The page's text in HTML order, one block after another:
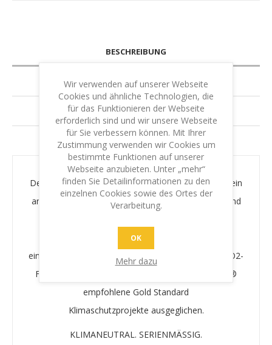
BESCHREIBUNG
SPEZIFIZIERUNG
GARANTIE & LEISTUNG
IHR SCHUTZ - IHRE SICHERHEIT
Der Original Printy 4.0 beeindruckt nicht nur durch sein
ansprechendes Design – er ist auch
, und
Vergleich zum Vorgängermodell bis zu 49%* CO2
eingespart. Und der verbleibende, unvermeidbare
CO2-
Fußabdruck
wird durch Investitionen in vom WWF®
empfohlene Gold Standard
Klimaschutzprojekte ausgeglichen.
KLIMANEUTRAL. SERIENMÄSSIG.
Wir verwenden auf unserer Webseite
Cookies und ähnliche Technologien, die
für das Funktionieren der Webseite
erforderlich sind und wir unsere Webseite
für Sie verbessern können. Mit Ihrer
Zustimmung verwenden wir Cookies um
bestimmte Funktionen auf unserer
Webseite anzubieten. Unter „mehr“
finden Sie Detailinformationen zu den
einzelnen Cookies sowie des Ortes der
Verarbeitung.
OK
Mehr dazu